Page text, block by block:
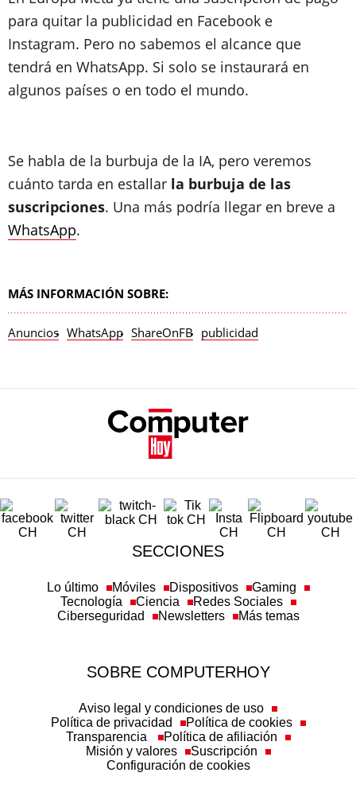
para quitar la publicidad en Facebook e
Instagram. Pero no sabemos el alcance que
tendrá en WhatsApp. Si solo se instaurará en
algunos países o en todo el mundo.
Se habla de la burbuja de la IA, pero veremos
cuánto tarda en estallar la burbuja de las
suscripciones. Una más podría llegar en breve a
WhatsApp.
MÁS INFORMACIÓN SOBRE:
Anuncios WhatsApp ShareOnFB publicidad
SECCIONES
Lo último Móviles Dispositivos
Gaming
Tecnología
Ciencia
Redes Sociales
Ciberseguridad
Newsletters Más temas
SOBRE COMPUTERHOY
Aviso legal y condiciones de uso
Política de privacidad
Política de cookies
Transparencia
Política de afiliación
Misión y valores
Suscripción
Configuración de cookies